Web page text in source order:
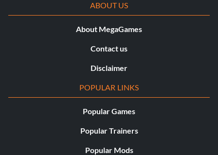
ABOUT US
About MegaGames
Contact us
Disclaimer
POPULAR LINKS
Popular Games
Popular Trainers
Popular Mods